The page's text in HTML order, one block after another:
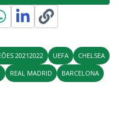
20212022 UEFA
CHELSEA
REAL MADRID
BARCELONA